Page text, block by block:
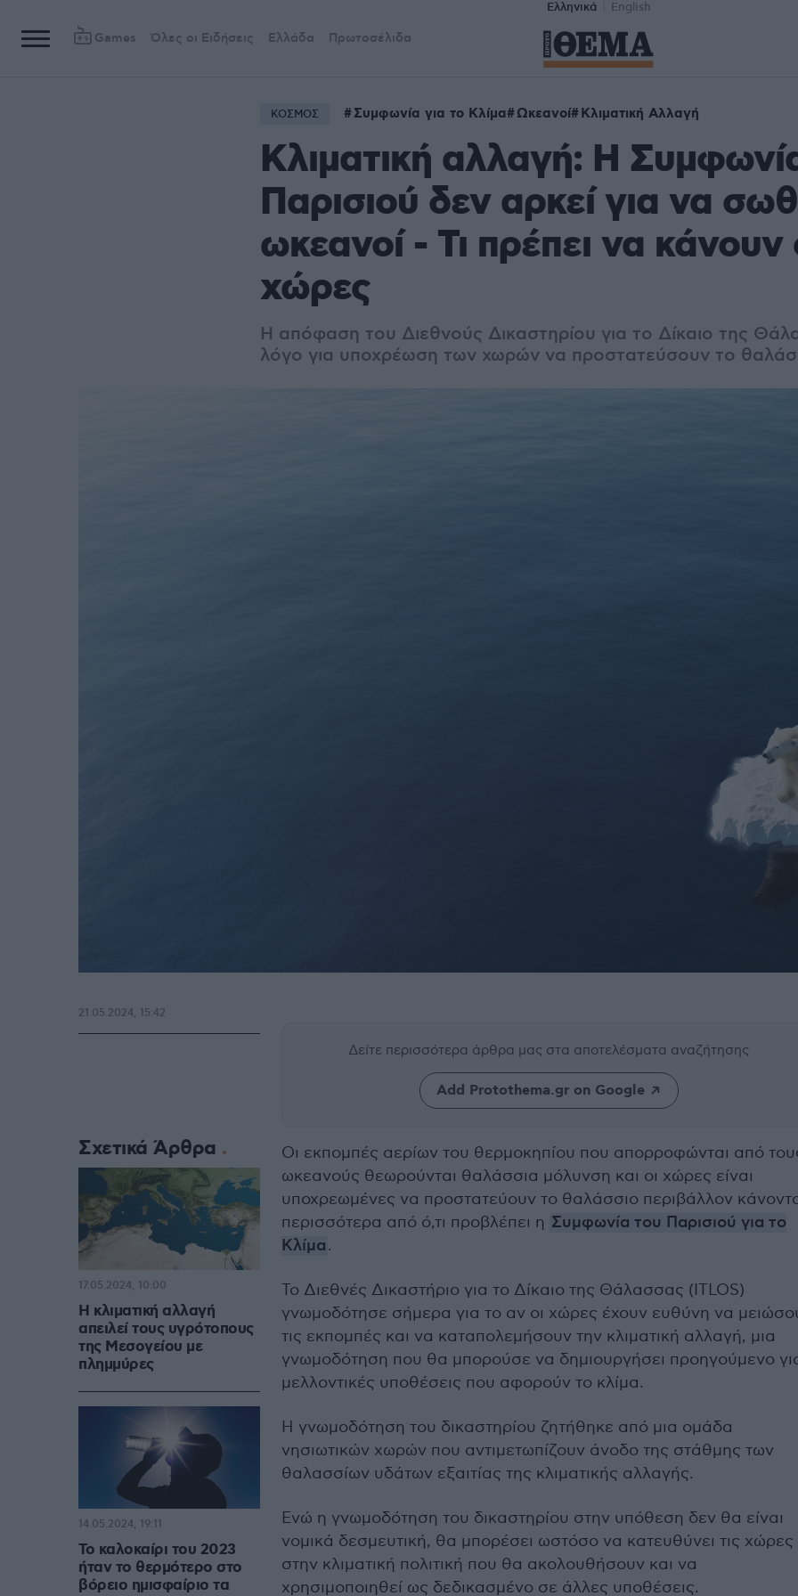
Ελληνικά English
Games Όλες οι Ειδήσεις Ελλάδα Πρωτοσέλιδα
ΚΟΣΜΟΣ Συμφωνία για το Κλίμα Ωκεανοί Κλιματική Αλλαγή
Κλιματική αλλαγή: Η
Παρισιού δεν αρκεί για να
ωκεανοί - Τι πρέπει να κάνουν
χώρες
Η απόφαση του Διεθνούς Δικαστηρίου για το Δίκαιο της
λόγο για υποχρέωση των χωρών να προστατεύσουν το
Δείτε περισσότερα άρθρα μας στα αποτελέσματα αναζήτησης
Add Protothema.gr on Google
Οι εκπομπές αερίων του θερμοκηπίου που απορροφώνται από
ωκεανούς θεωρούνται θαλάσσια μόλυνση και οι χώρες είναι
υποχρεωμένες να προστατεύουν το θαλάσσιο περιβάλλον
περισσότερα από ό,τι προβλέπει η Συμφωνία του Παρισιού για το
Κλίμα.
Το Διεθνές Δικαστήριο για το Δίκαιο της Θάλασσας (ITLOS)
γνωμοδότησε σήμερα για το αν οι χώρες έχουν ευθύνη να
τις εκπομπές και να καταπολεμήσουν την κλιματική αλλαγή, μια
γνωμοδότηση που θα μπορούσε να δημιουργήσει προηγούμενο
μελλοντικές υποθέσεις που αφορούν το κλίμα.
Η γνωμοδότηση του δικαστηρίου ζητήθηκε από μια ομάδα
νησιωτικών χωρών που αντιμετωπίζουν άνοδο της στάθμης των
θαλασσίων υδάτων εξαιτίας της κλιματικής αλλαγής.
Ενώ η γνωμοδότηση του δικαστηρίου στην υπόθεση δεν θα είναι
νομικά δεσμευτική, θα μπορέσει ωστόσο να κατευθύνει τις χώρες
στην κλιματική πολιτική που θα ακολουθήσουν και να
χρησιμοποιηθεί ως δεδικασμένο σε άλλες υποθέσεις.
21.05.2024, 15:42
Σχετικά Άρθρα
Η κλιματική αλλαγή
απειλεί τους υγρότοπους
της Μεσογείου με
πλημμύρες
17.05.2024, 10:00
Το καλοκαίρι του 2023
ήταν το θερμότερο στο
βόρειο ημισφαίριο τα
14.05.2024, 19:11